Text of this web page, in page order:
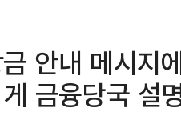
안내 메시지
금융당국 설